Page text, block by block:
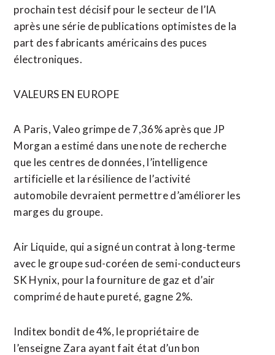
prochain ​test décisif pour le secteur de l’IA
après une série de publications optimistes de la
part des fabricants américains des puces
électroniques.
VALEURS EN EUROPE
A Paris, Valeo grimpe de 7,36% après que JP
Morgan a estimé dans une note ​de recherche
que les centres de données, l’intelligence
artificielle et la résilience de l’activité
automobile devraient permettre d’améliorer les
marges du groupe.
Air Liquide, qui a signé un contrat à long-terme
avec le groupe sud-coréen de semi-conducteurs
SK Hynix, pour la fourniture de gaz et d’air
comprimé de haute pureté, gagne 2%.
Inditex bondit de ‌4%, le propriétaire de
l’enseigne Zara ayant fait état ​d’un bon